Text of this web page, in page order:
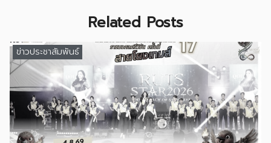
Related Posts
ข่าวประชาสัมพันธ์